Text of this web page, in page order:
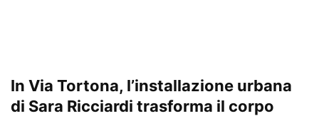
In Via Tortona, l’installazione urbana
di Sara Ricciardi trasforma il corpo